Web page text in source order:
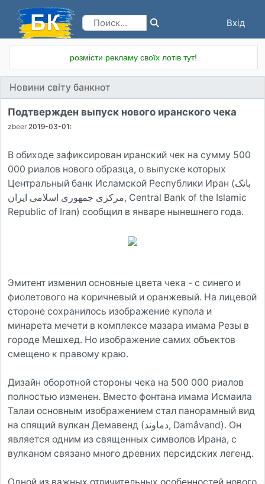
Вхід
розмісти рекламу своїх лотів тут!
Новини світу банкнот
Подтвержден выпуск нового иранского чека
zbeer 2019-03-01:
В обиходе зафиксирован иранский чек на сумму 500
000 риалов нового образца, о выпуске которых
Центральный банк Исламской Республики Иран (بانک
مرکزی جمهوری اسلامی ایران‎, Central Bank of the Islamic
Republic of Iran) сообщил в январе нынешнего года.
Эмитент изменил основные цвета чека - с синего и
фиолетового на коричневый и оранжевый. На лицевой
стороне сохранилось изображение купола и
минарета мечети в комплексе мазара имама Резы в
городе Мешхед. Но изображение самих объектов
смещено к правому краю.
Дизайн оборотной стороны чека на 500 000 риалов
полностью изменен. Вместо фонтана имама Исмаила
Талаи основным изображением стал панорамный вид
на спящий вулкан Демавенд (دماوند‎, Damâvand). Он
является одним из священных символов Ирана, с
вулканом связано много древних персидских легенд.